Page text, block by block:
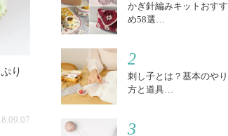
り
かぎ針編みキットおすす
め58選…
2
刺し子とは？基本のやり
方と道具…
3